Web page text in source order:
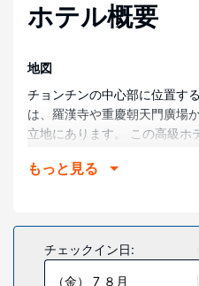
ホテル概要
地図
チョンチンの中心部に位置す
は、羅漢寺や重慶朝天門廣場
立地にあります。 この高級ホ
部屋
どが備わっており、ゆっくり
発のベッドには、羽毛の掛け
す。有線インターネット アク
もっと見る
チェックイン日:
（金） 7 ８月